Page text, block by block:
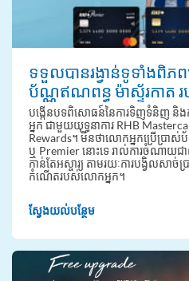
ទទួលបានរង្វាន់ទូទាំងពិ
ប័ណ្ណឥណពន្ធ ម៉ាស្ទ័រកាត
បង្កើនបទពិសោធន៍នៃការទិញទំនិញ និងក
អ្នក ជាមួយយុទ្ធនាការ RHB
Rewards។ មិនថាលោកអ្នកប្រើប្រាស់
ឬ Premier នោះទេ រាល់ការចំណាយ
កាន់តែអស្ចារ្យ តាមរយៈការបង្វិលសាច់
កំណើតរបស់លោកអ្នក។
ស្វែងយល់បន្ថែម